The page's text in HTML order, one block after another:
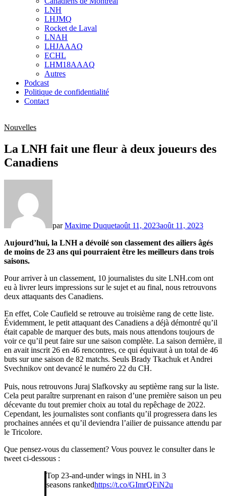
sub
menu
LNH
LHJMQ
Rocket de Laval
LNAH
LHJAAAQ
ECHL
LHM18AAAQ
Autres
Podcast
Politique de confidentialité
Contact
Nouvelles
La LNH fait une fleur à deux joueurs des
Canadiens
parMaxime Duquetaoût 11, 2023août 11, 2023
Aujourd’hui, la LNH a dévoilé son classement des ailiers âgés
de moins de 23 ans qui pourraient être les meilleurs dans trois
saisons.
Pour arriver à un classement, 10 journalistes du site LNH.com ont
eu à livrer leurs impressions sur le sujet et au final, nous retrouvons
deux attaquants des Canadiens.
En effet, Cole Caufield se retrouve au troisième rang de cette liste.
Évidemment, le petit attaquant des Canadiens a déjà démontré qu’il
était capable de marquer des buts, mais nous attendons toujours de
voir ce qu’il peut faire sur une saison complète. La saison dernière, il
en avait inscrit 26 en 46 rencontres, ce qui équivaut à un total de 46
buts sur une saison de 82 matchs. Seuls Brady Tkachuk et Andrei
Svechnikov ont devancé le numéro 22 du CH.
Puis, nous retrouvons Juraj Slafkovsky au septième rang sur la liste.
Cela peut paraître surprenant en raison d’une première saison un peu
décevante du tout premier choix au total du repêchage de 2022.
Cependant, les journalistes sont confiants qu’il progressera dans les
prochaines années et qu’il deviendra l’ailier de puissance attendu par
le Tricolore.
Que pensez-vous du classement? Vous pouvez le consulter dans le
tweet ci-dessous :
Top 23-and-under wings in NHL in 3
seasons rankedhttps://t.co/GImrQFiN2u